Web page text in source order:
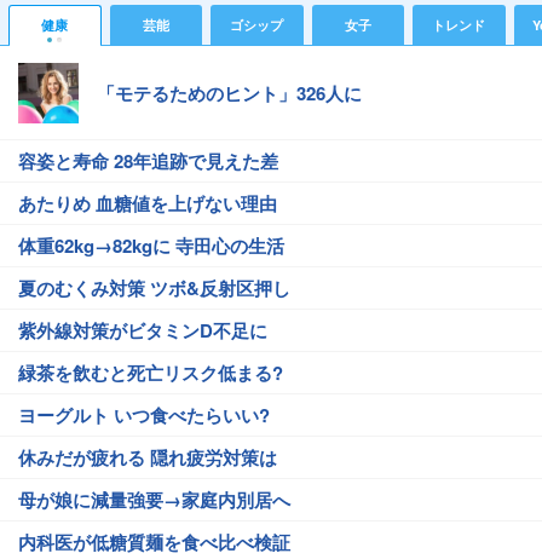
健康 芸能 ゴシップ 女子 トレンド
「モテるためのヒント」326人に
容姿と寿命 28年追跡で見えた差
あたりめ 血糖値を上げない理由
体重62kg→82kgに 寺田心の生活
夏のむくみ対策 ツボ&反射区押し
紫外線対策がビタミンD不足に
緑茶を飲むと死亡リスク低まる?
ヨーグルト いつ食べたらいい?
休みだが疲れる 隠れ疲労対策は
母が娘に減量強要→家庭内別居へ
内科医が低糖質麺を食べ比べ検証